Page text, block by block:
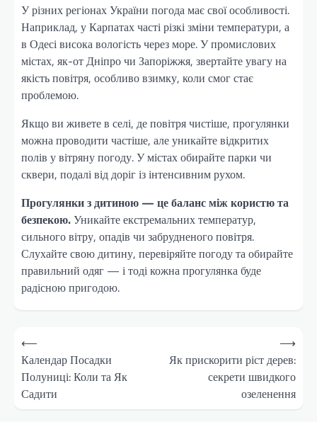
У різних регіонах України погода має свої особливості.
Наприклад, у Карпатах часті різкі зміни температури, а
в Одесі висока вологість через море. У промислових
містах, як-от Дніпро чи Запоріжжя, звертайте увагу на
якість повітря, особливо взимку, коли смог стає
проблемою.
Якщо ви живете в селі, де повітря чистіше, прогулянки
можна проводити частіше, але уникайте відкритих
полів у вітряну погоду. У містах обирайте парки чи
сквери, подалі від доріг із інтенсивним рухом.
Прогулянки з дитиною — це баланс між користю та
безпекою.Уникайте екстремальних температур,
сильного вітру, опадів чи забрудненого повітря.
Слухайте свою дитину, перевіряйте погоду та обирайте
правильний одяг — і тоді кожна прогулянка буде
радісною пригодою.
Навігація
записів
⟵
Календар Посадки
Полуниці: Коли та Як
Садити
Як прискорити ріст дерев:
секрети швидкого
озеленення
⟶